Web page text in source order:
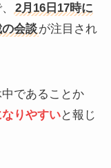
2月16日17時に
会談が注目され
であることか
りやすいと報じ